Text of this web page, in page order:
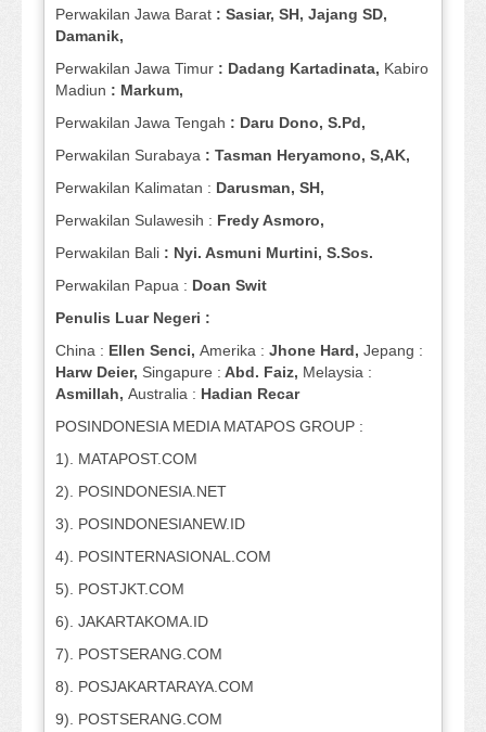
Perwakilan Jawa Barat : Sasiar, SH, Jajang SD,
Damanik,
Perwakilan Jawa Timur : Dadang Kartadinata, Kabiro
Madiun : Markum,
Perwakilan Jawa Tengah : Daru Dono, S.Pd,
Perwakilan Surabaya : Tasman Heryamono, S,AK,
Perwakilan Kalimatan : Darusman, SH,
Perwakilan Sulawesih : Fredy Asmoro,
Perwakilan Bali : Nyi. Asmuni Murtini, S.Sos.
Perwakilan Papua : Doan Swit
Penulis Luar Negeri :
China : Ellen Senci, Amerika : Jhone Hard, Jepang :
Harw Deier, Singapure : Abd. Faiz, Melaysia :
Asmillah, Australia : Hadian Recar
POSINDONESIA MEDIA MATAPOS GROUP :
1). MATAPOST.COM
2). POSINDONESIA.NET
3). POSINDONESIANEW.ID
4). POSINTERNASIONAL.COM
5). POSTJKT.COM
6). JAKARTAKOMA.ID
7). POSTSERANG.COM
8). POSJAKARTARAYA.COM
9). POSTSERANG.COM